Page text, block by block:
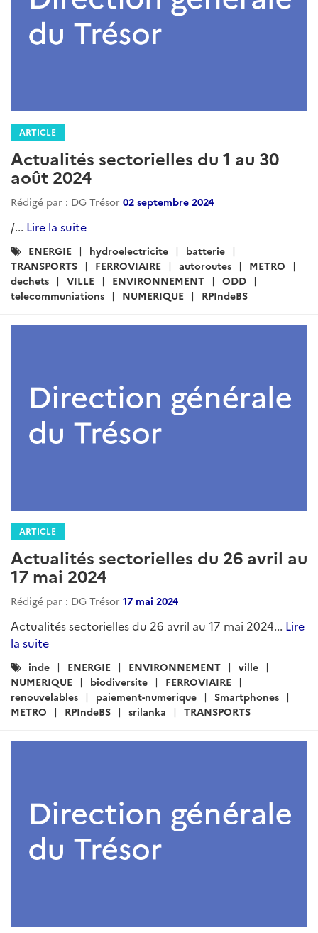
ARTICLE
Actualités sectorielles du 1 au 30
août 2024
Rédigé par : DG Trésor 02 septembre 2024
/... Lire la suite
Catégories
:
ENERGIE hydroelectricite
batterie
TRANSPORTS
FERROVIAIRE autoroutes
METRO
dechets
VILLE ENVIRONNEMENT
ODD
telecommuniations
NUMERIQUE RPIndeBS
ARTICLE
Actualités sectorielles du 26 avril au
17 mai 2024
Rédigé par : DG Trésor 17 mai 2024
Actualités sectorielles du 26 avril au 17 mai 2024... Lire
la suite
Catégories
:
inde ENERGIE ENVIRONNEMENT
ville
NUMERIQUE
biodiversite
FERROVIAIRE
renouvelables
paiement-numerique
Smartphones
METRO
RPIndeBS srilanka TRANSPORTS